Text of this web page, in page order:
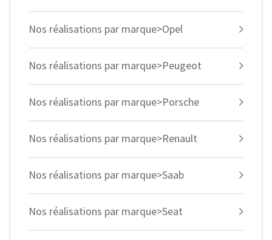
Nos réalisations par marque>Opel
Nos réalisations par marque>Peugeot
Nos réalisations par marque>Porsche
Nos réalisations par marque>Renault
Nos réalisations par marque>Saab
Nos réalisations par marque>Seat